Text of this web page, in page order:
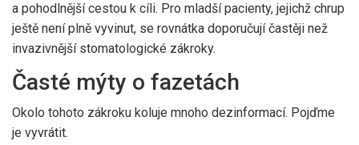
a pohodlnější cestou k cíli. Pro mladší pacienty, jejichž chrup
ještě není plně vyvinut, se rovnátka doporučují častěji než
invazivnější stomatologické zákroky.
Časté mýty o fazetách
Okolo tohoto zákroku koluje mnoho dezinformací. Pojďme
je vyvrátit.